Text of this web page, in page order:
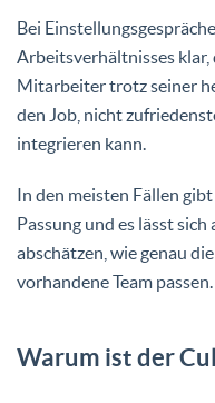
Bei
Arbeitsverhältnisses klar,
Mitarbeiter trotz seiner
den Job, nicht
integrieren kann.
In den meisten Fällen
Passung und es lässt
abschätzen, wie genau die
vorhandene Team passen.
Warum ist der